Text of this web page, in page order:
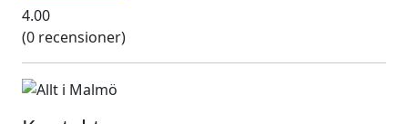
4.00
(0 recensioner)